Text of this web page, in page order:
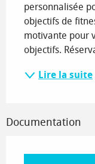
personnalisée
objectifs de
motivante pour
objectifs.
Lire la suite
Documentation